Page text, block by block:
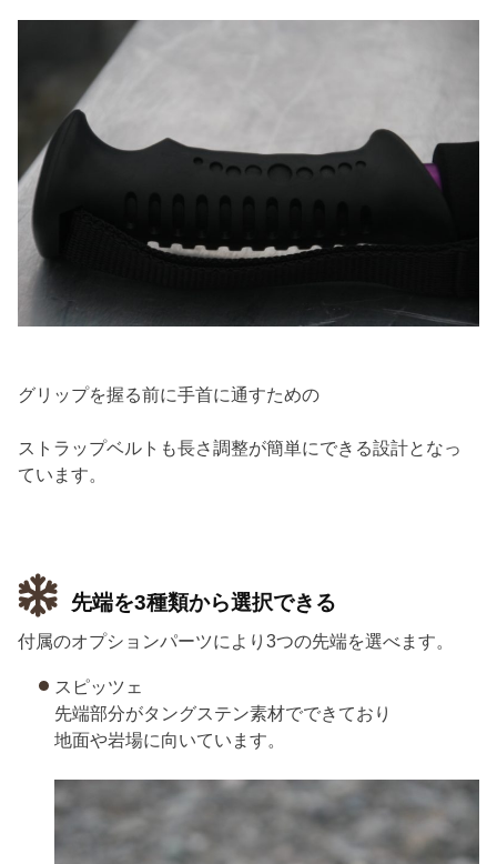
グリップを握る前に手首に通すための
ストラップベルトも長さ調整が簡単にできる設計となっ
ています。
先端を3種類から選択できる
付属のオプションパーツにより3つの先端を選べます。
スピッツェ
先端部分がタングステン素材でできており
地面や岩場に向いています。